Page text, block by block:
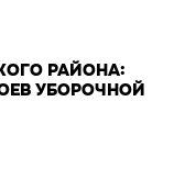
РАЙОНА:
УБОРОЧНОЙ